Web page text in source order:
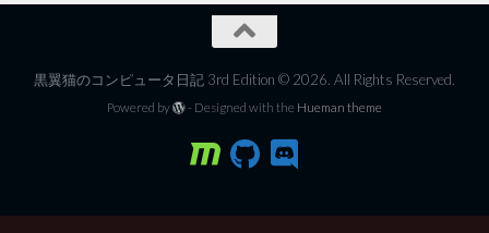
黒翼猫のコンピュータ日記 3rd Edition © 2026. All Rights Reserved.
Powered by - Designed with the Hueman theme